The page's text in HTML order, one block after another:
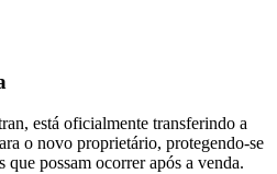
está oficialmente transferindo a
o novo proprietário, protegendo-se
que possam ocorrer após a venda.